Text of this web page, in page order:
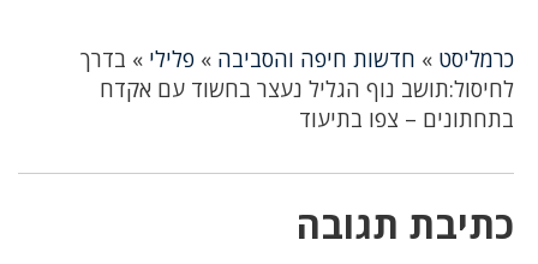
כרמליסט » חדשות חיפה והסביבה » פלילי » בדרך
לחיסול:תושב נוף הגליל נעצר בחשוד עם אקדח
בתחתונים – צפו בתיעוד
כתיבת תגובה